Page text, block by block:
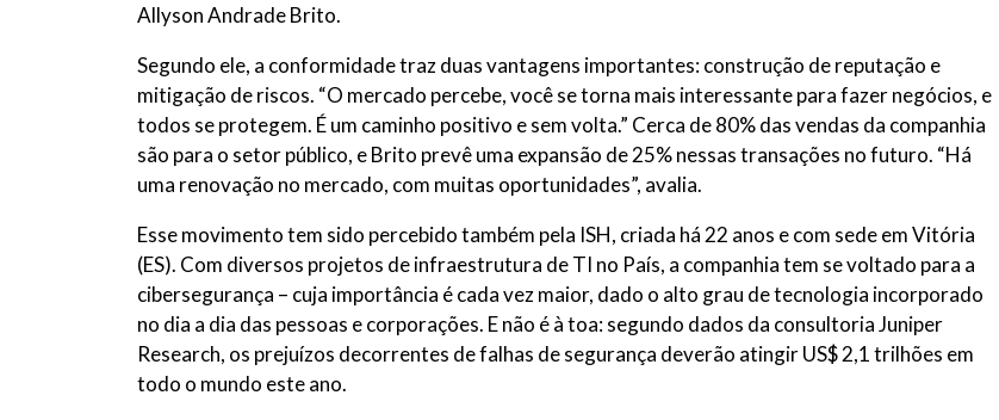
Allyson Andrade Brito.
Segundo ele, a conformidade traz duas vantagens importantes: construção de reputação e
mitigação de riscos. “O mercado percebe, você se torna mais interessante para fazer negócios, e
todos se protegem. É um caminho positivo e sem volta.” Cerca de 80% das vendas da companhia
são para o setor público, e Brito prevê uma expansão de 25% nessas transações no futuro. “Há
uma renovação no mercado, com muitas oportunidades”, avalia.
Esse movimento tem sido percebido também pela ISH, criada há 22 anos e com sede em Vitória
(ES). Com diversos projetos de infraestrutura de TI no País, a companhia tem se voltado para a
cibersegurança – cuja importância é cada vez maior, dado o alto grau de tecnologia incorporado
no dia a dia das pessoas e corporações. E não é à toa: segundo dados da consultoria Juniper
Research, os prejuízos decorrentes de falhas de segurança deverão atingir US$ 2,1 trilhões em
todo o mundo este ano.